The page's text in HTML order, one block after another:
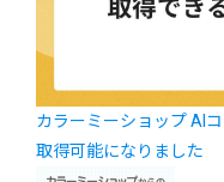
カラーミーショップ AIコ
取得可能になりました